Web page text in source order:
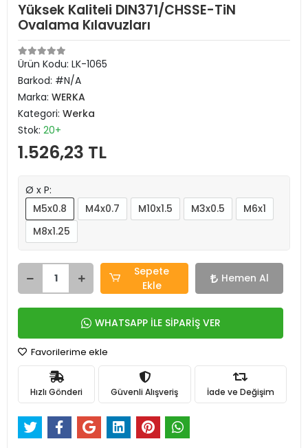
Yüksek Kaliteli DIN371/CHSSE-TiN
Ovalama Kılavuzları
Ürün Kodu: LK-1065
Barkod: #N/A
Marka: WERKA
Kategori: Werka
Stok: 20+
1.526,23 TL
Ø x P:
M5x0.8
M4x0.7 M10x1.5 M3x0.5
M6x1
M8x1.25
Sepete
Ekle
Hemen Al
WHATSAPP İLE SİPARİŞ VER
Favorilerime ekle
Hızlı Gönderi Güvenli Alışveriş İade ve Değişim